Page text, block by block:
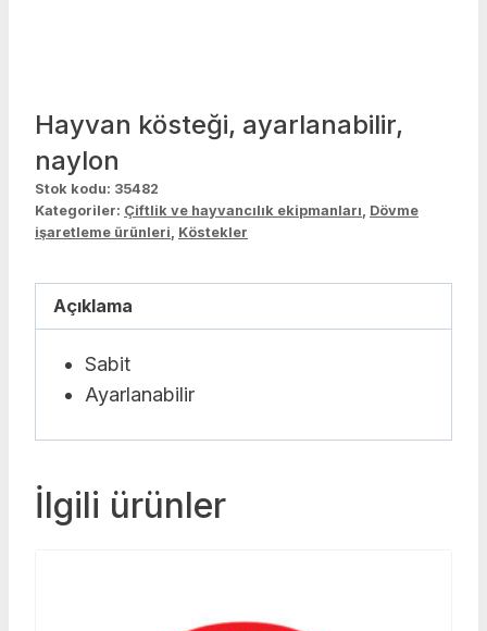
Hayvan kösteği, ayarlanabilir,
naylon
Stok kodu: 35482
Kategoriler: Çiftlik ve hayvancılık ekipmanları, Dövme
işaretleme ürünleri, Köstekler
Açıklama
Sabit
Ayarlanabilir
İlgili ürünler